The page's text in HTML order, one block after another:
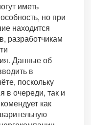
иметь
но при
находится
разработчикам
Данные об
в
поскольку
в очереди, так и
как